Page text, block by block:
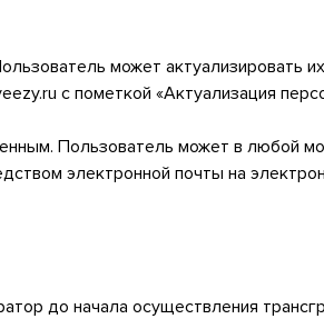
может актуализировать
с пометкой «Актуализация
Пользователь может в любой
электронной почты на
до начала осуществления